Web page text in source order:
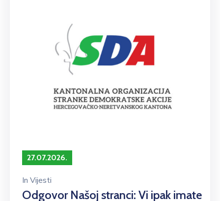
27.07.2026.
In Vijesti
Odgovor Našoj stranci: Vi ipak imate